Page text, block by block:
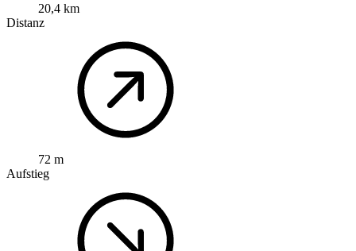
20,4 km
Distanz
72 m
Aufstieg